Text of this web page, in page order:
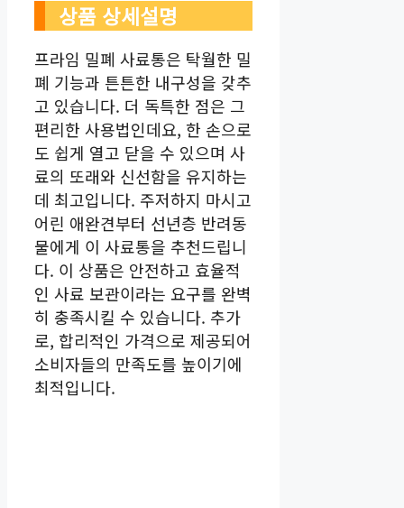
상품 상세설명
프라임 밀폐 사료통은 탁월한 밀
폐 기능과 튼튼한 내구성을 갖추
고 있습니다. 더 독특한 점은 그
편리한 사용법인데요, 한 손으로
도 쉽게 열고 닫을 수 있으며 사
료의 또래와 신선함을 유지하는
데 최고입니다. 주저하지 마시고
어린 애완견부터 선년층 반려동
물에게 이 사료통을 추천드립니
다. 이 상품은 안전하고 효율적
인 사료 보관이라는 요구를 완벽
히 충족시킬 수 있습니다. 추가
로, 합리적인 가격으로 제공되어
소비자들의 만족도를 높이기에
최적입니다.